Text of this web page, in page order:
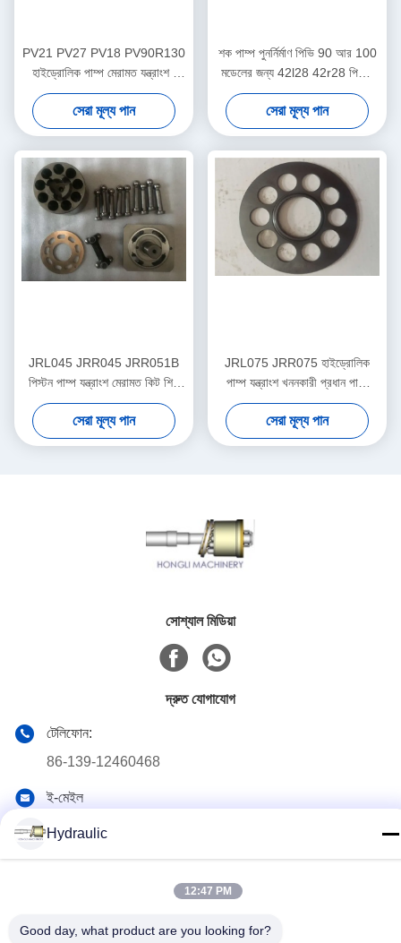
PV21 PV27 PV18 PV90R130
হাইড্রোলিক পাম্প মেরামত যন্ত্রাংশ /
জলবাহী গিয়ার পাম্প যন্ত্রাংশ
সেরা মূল্য পান
শক পাম্প পুনর্নির্মাণ পিভি 90 আর 100
মডেলের জন্য 42l28 42r28 পিস্টন
জল পাম্প যন্ত্রাংশ
সেরা মূল্য পান
JRL045 JRR045 JRR051B
পিস্টন পাম্প যন্ত্রাংশ মেরামত কিট শিপ
জলবাহী সিস্টেম সমর্থন
সেরা মূল্য পান
JRL075 JRR075 হাইড্রোলিক
পাম্প যন্ত্রাংশ খননকারী প্রধান পাম্প
মোটর মেরামত
সেরা মূল্য পান
সোশ্যাল মিডিয়া
দ্রুত যোগাযোগ
টেলিফোন:
86-139-12460468
ই-মেইল
ফুড়ং ইন্ডাস্ট্রিয়াল পার্ক, জিশান জেলা, উক্সি সিটি
গোপনীয়তা নীতি|সাইটম্যাপ
Hydraulic
12:47 PM
Good day, what product are you looking for?